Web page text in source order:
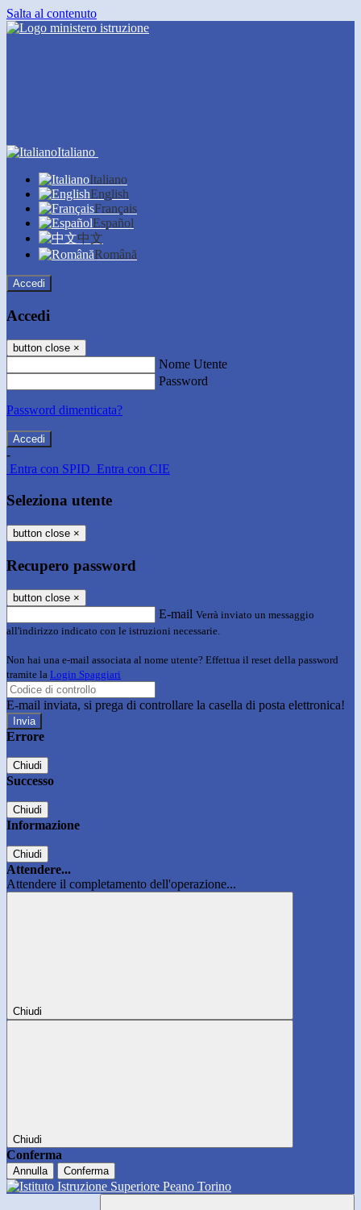
Salta al contenuto
Italiano
Italiano
English
Français
Español
中文
Română
Accedi
Accedi
button close ×
Nome Utente
Password
Password dimenticata?
-
Entra con SPID Entra con CIE
Seleziona utente
button close ×
Recupero password
button close ×
E-mail Verrà inviato un messaggio
all'indirizzo indicato con le istruzioni necessarie.
Non hai una e-mail associata al nome utente? Effettua il reset della password
tramite la Login Spaggiari
E-mail inviata, si prega di controllare la casella di posta elettronica!
Errore
Chiudi
Successo
Chiudi
Informazione
Chiudi
Attendere...
Attendere il completamento dell'operazione...
Chiudi
Chiudi
Conferma
Annulla Conferma